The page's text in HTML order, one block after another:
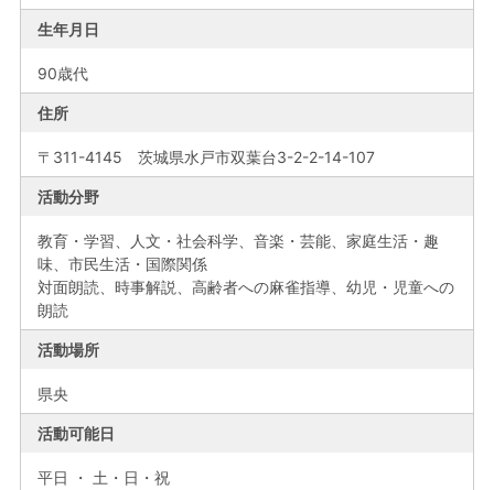
生年月日
90歳代
住所
〒311-4145 茨城県水戸市双葉台3-2-2-14-107
活動分野
教育・学習、人文・社会科学、音楽・芸能、家庭生活・趣
味、市民生活・国際関係
対面朗読、時事解説、高齢者への麻雀指導、幼児・児童への
朗読
活動場所
県央
活動可能日
平日 ・ 土・日・祝